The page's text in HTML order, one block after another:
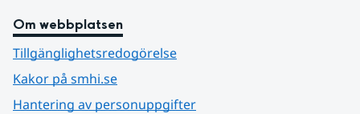
Om webbplatsen
Tillgänglighetsredogörelse
Kakor på smhi.se
Hantering av personuppgifter